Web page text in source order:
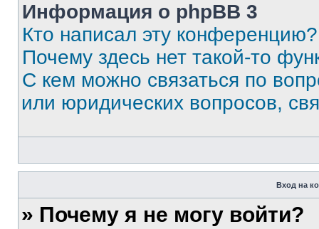
Информация о phpBB 3
Кто написал эту конференцию?
Почему здесь нет такой-то
С кем можно связаться по
или юридических вопросов,
Вход на
» Почему я не могу войти?